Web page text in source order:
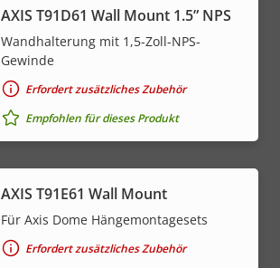
AXIS T91D61 Wall Mount 1.5” NPS
Wandhalterung mit 1,5-Zoll-NPS-
Gewinde
Erfordert zusätzliches Zubehör
Empfohlen für dieses Produkt
AXIS T91E61 Wall Mount
Für Axis Dome Hängemontagesets
Erfordert zusätzliches Zubehör